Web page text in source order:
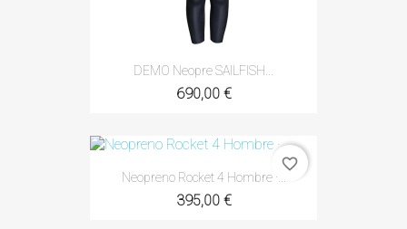
DEMO Neopre SAILFISH...
690,00 €
Neopreno Rocket 4 Hombre ·...
395,00 €
favorite_border